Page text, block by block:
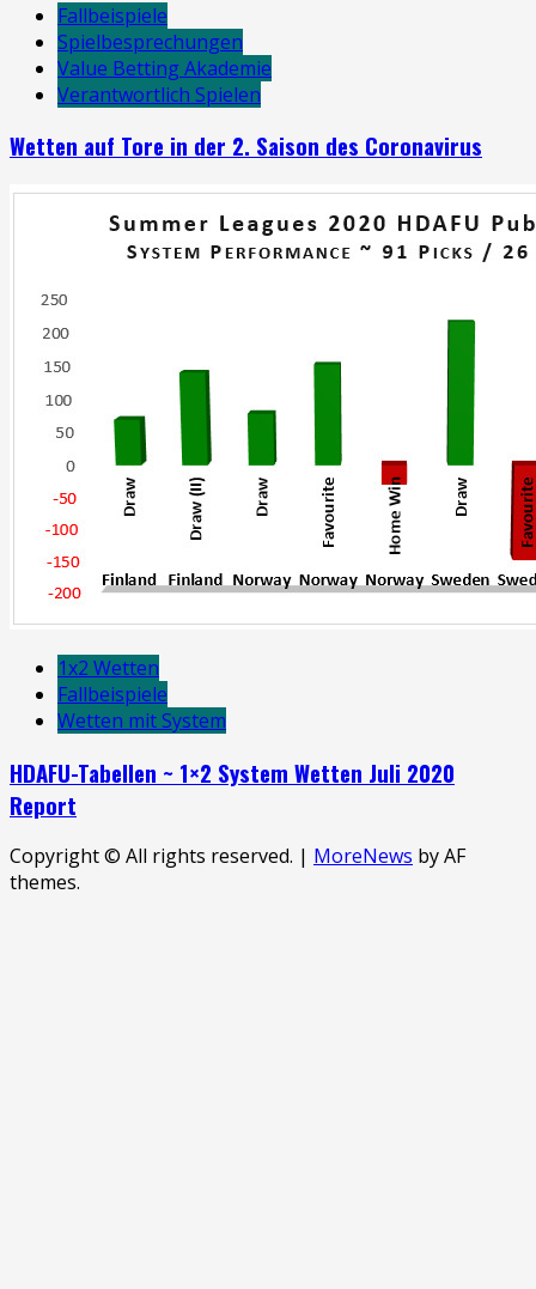
Fallbeispiele
Spielbesprechungen
Value Betting Akademie
Verantwortlich Spielen
Wetten auf Tore in der 2. Saison des Coronavirus
1x2 Wetten
Fallbeispiele
Wetten mit System
HDAFU-Tabellen ~ 1×2 System Wetten Juli 2020
Report
Copyright © All rights reserved. | MoreNews by AF
themes.